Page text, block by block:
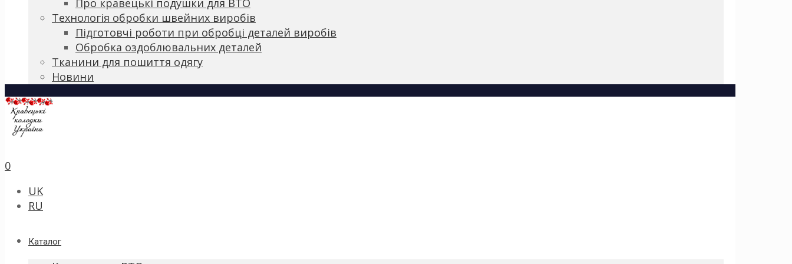
Технологія обробки швейних виробів
Підготовчі роботи при обробці деталей виробів
Обробка оздоблювальних деталей
Тканини для пошиття одягу
Новини
0
UK
RU
Каталог